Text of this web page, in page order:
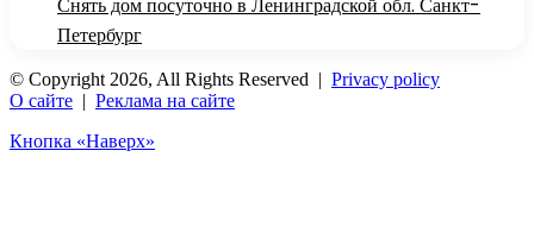
Петербург
© Copyright 2026, All Rights Reserved | Privacy policy
О сайте | Реклама на сайте
Кнопка «Наверх»